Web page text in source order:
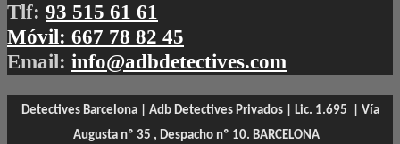
Tlf: 93 515 61 61
Móvil: 667 78 82 45
Email: info@adbdetectives.com
Detectives Barcelona | Adb Detectives Privados | Lic. 1.695 | Vía
Augusta nº 35 , Despacho nº 10. BARCELONA